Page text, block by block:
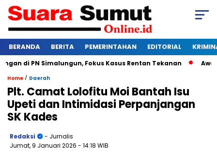
BERANDA BERITA PEMERINTAHAN EDITORIAL
PN Simalungun, Fokus Kasus Rentan Tekanan Awas
Home / Daerah
Plt. Camat Lolofitu Moi Bantah Isu
Upeti dan Intimidasi Perpanjangan
SK Kades
Redaksi
- Jurnalis
Jumat, 9 Januari 2026 - 14:18 WIB